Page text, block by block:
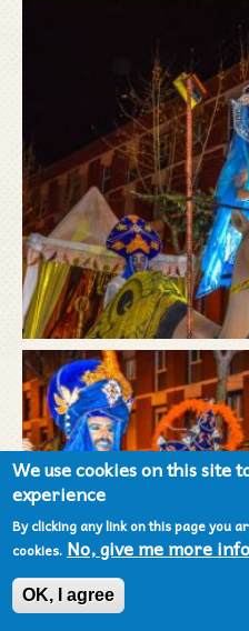
We use cookies on this site
experience
By clicking any link on this page you
cookies. No, give me more info
OK, I agree